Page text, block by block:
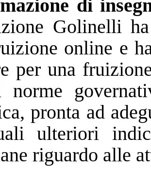
di
Golinelli
online e
per una
norme
pronta ad
ulteriori
riguardo alle